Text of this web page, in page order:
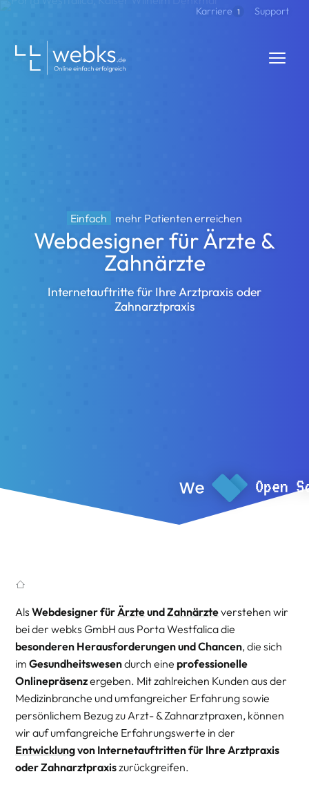
Karriere 1 Support
webks: websolutions kept simple
Einfach mehr Patienten erreichen
Webdesigner für Ärzte &
Zahnärzte
Internetauftritte für Ihre Arztpraxis oder
Zahnarztpraxis
AlsWebdesigner für ÄrzteundZahnärzteverstehen wir
bei der webks GmbH aus Porta Westfalica die
besonderen Herausforderungen und Chancen, die sich
imGesundheitswesendurch eine professionelle
Onlinepräsenzergeben. Mit zahlreichen Kunden aus der
Medizinbranche und umfangreicher Erfahrung sowie
persönlichem Bezug zu Arzt- & Zahnarztpraxen, können
wir auf umfangreiche Erfahrungswerte in der
Entwicklungvon Internetauftritten für Ihre Arztpraxis
oder Zahnarztpraxiszurückgreifen.